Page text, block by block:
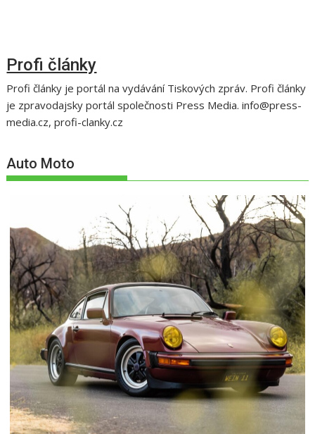
Profi články
Profi články je portál na vydávání Tiskových zpráv. Profi články
je zpravodajsky portál společnosti Press Media. info@press-
media.cz, profi-clanky.cz
Auto Moto